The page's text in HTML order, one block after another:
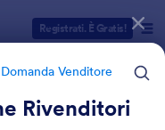
Registrati. È Gratis!
Venditore
Rivenditori